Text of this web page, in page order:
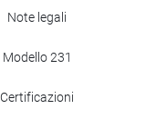
Note legali
Modello 231
Certificazioni